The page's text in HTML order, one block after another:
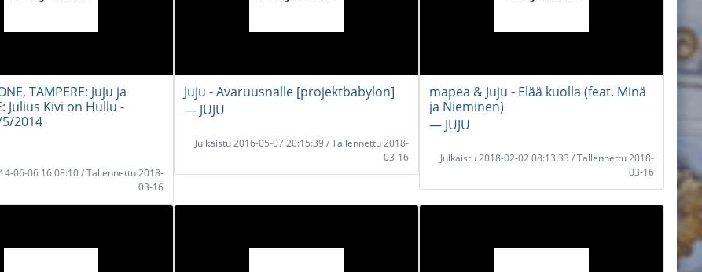
TAMPERE: Juju ja
Julius Kivi on Hullu -
2014
06-06 16:08:10 / Tallennettu 2018-
03-16
Juju - Avaruusnalle [projektbabylon]
― JUJU
Julkaistu 2016-05-07 20:15:39 / Tallennettu 2018-
03-16
mapea & Juju - Elää kuolla (feat. Minä
ja Nieminen)
― JUJU
Julkaistu 2018-02-02 08:13:33 / Tallennettu 2018-
03-16